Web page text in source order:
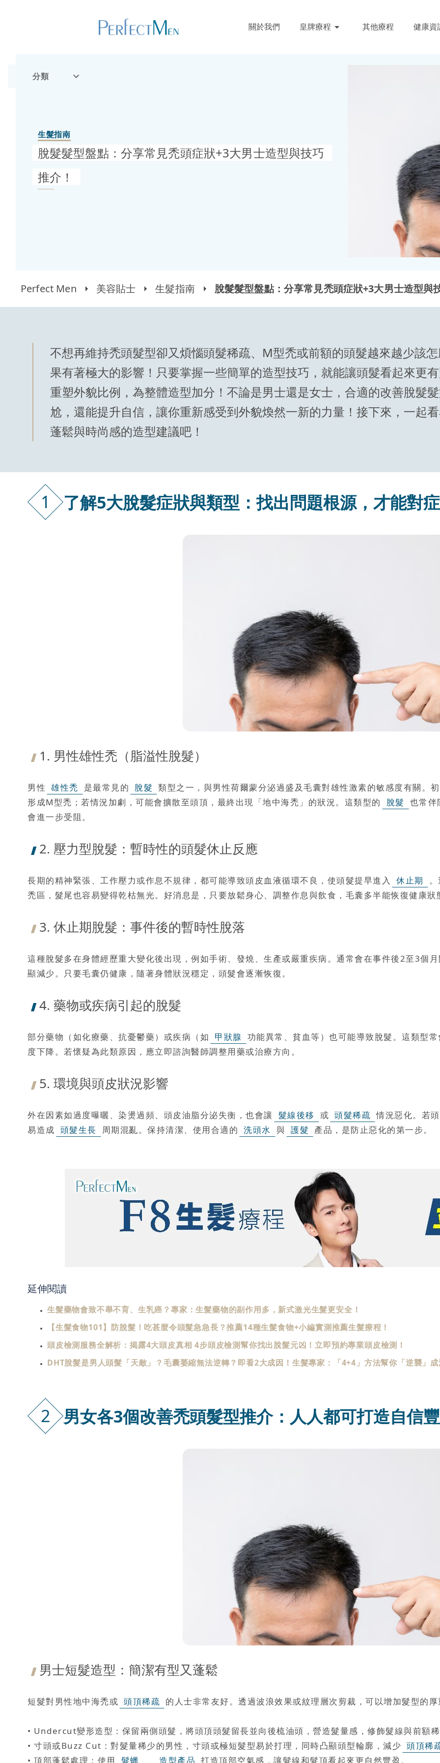
分類
關於我們 皇牌療程 其他療程 健康資
生髮指南
脫髮髮型盤點：分享常見禿頭症狀+3大男士造型與技巧
推介！
Perfect Men 美容貼士 生髮指南 脫髮髮型盤點：分享常見禿頭症狀+3大男士造型與
不想再維持禿頭髮型卻又煩惱頭髮稀疏、M型禿或前額的頭髮越來越少該
果有著極大的影響！只要掌握一些簡單的造型技巧，就能讓頭髮看起來更
重塑外貌比例，為整體造型加分！不論是男士還是女士，合適的改善脫髮
尬，還能提升自信，讓你重新感受到外貌煥然一新的力量！接下來，一起
蓬鬆與時尚感的造型建議吧！
1 了解5大脫髮症狀與類型：找出問題根源，才能對
1. 男性雄性禿（脂溢性脫髮）
男性 雄性禿 是最常見的 脫髮 類型之一，與男性荷爾蒙分泌過盛及毛囊對雄性激素的敏感度有關。
形成M型禿；若情況加劇，可能會擴散至頭頂，最終出現「地中海禿」的狀況。這類型的
脫髮
也常伴
會進一步受阻。
2. 壓力型脫髮：暫時性的頭髮休止反應
長期的精神緊張、工作壓力或作息不規律，都可能導致頭皮血液循環不良，使頭髮提早進入 休止期
禿區，髮尾也容易變得乾枯無光。好消息是，只要放鬆身心、調整作息與飲食，毛囊多半能恢復健康狀
3. 休止期脫髮：事件後的暫時性脫落
這種脫髮多在身體經歷重大變化後出現，例如手術、發燒、生產或嚴重疾病。通常會在事件後2至3個
顯減少。只要毛囊仍健康，隨著身體狀況穩定，頭髮會逐漸恢復。
4. 藥物或疾病引起的脫髮
部分藥物（如化療藥、抗憂鬱藥）或疾病（如 甲狀腺
功能異常、貧血等）也可能導致脫髮。這類型
度下降。若懷疑為此類原因，應立即諮詢醫師調整用藥或治療方向。
5. 環境與頭皮狀況影響
外在因素如過度曝曬、染燙過頻、頭皮油脂分泌失衡，也會讓 髮線後移 或 頭髮稀疏 情況惡化。若
易造成 頭髮生長 周期混亂。保持清潔、使用合適的 洗頭水 與 護髮 產品，是防止惡化的第一步。
延伸閱讀
生髮藥物會致不舉不育、生乳癌？專家：生髮藥物的副作用多，新式激光生髮更安全！
【生髮食物101】防脫髮！吃甚麼令頭髮急急長？推薦14種生髮食物+小編實測推薦生髮療程！
頭皮檢測服務全解析：揭露4大頭皮真相 4步頭皮檢測幫你找出脫髮元凶！立即預約專業頭皮檢測！
DHT脫髮是男人頭髮「天敵」？毛囊萎縮無法逆轉？即看2大成因！生髮專家：「4+4」方法幫你「逆襲」
2 男女各3個改善禿頭髮型推介：人人都可打造自信
男士短髮造型：簡潔有型又蓬鬆
短髮對男性地中海禿或 頭頂稀疏 的人士非常友好。透過波浪效果或紋理層次剪裁，可以增加髮型的
• Undercut變形造型：保留兩側頭髮，將頭頂頭髮留長並向後梳油頭，營造髮量感，修飾髮線與前額
• 寸頭或Buzz Cut：對髮量稀少的男性，寸頭或極短髮型易於打理，同時凸顯頭型輪廓，減少 頭頂稀
• 頂部蓬鬆處理：使用
髮蠟 、 造型產品 打造頂部空氣感，讓髮線和髮頂看起來更自然豐盈。